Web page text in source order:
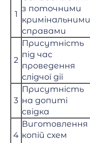
1
з поточними
кримінальними
справами
2
Присутність
під час
проведення
слідчої дії
3
Присутність
на допиті
свідка
4
Виготовлення
копій схем